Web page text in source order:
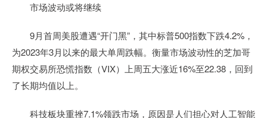
市场波动或将继续
9月首周美股遭遇“开门黑”，其中标普500指数下跌4.2%，
为2023年3月以来的最大单周跌幅。衡量市场波动性的芝加哥
期权交易所恐慌指数（VIX）上周五大涨近16%至22.38，回到
了长期均值以上。
科技板块重挫7.1%领跌市场，原因是人们担心对人工智能